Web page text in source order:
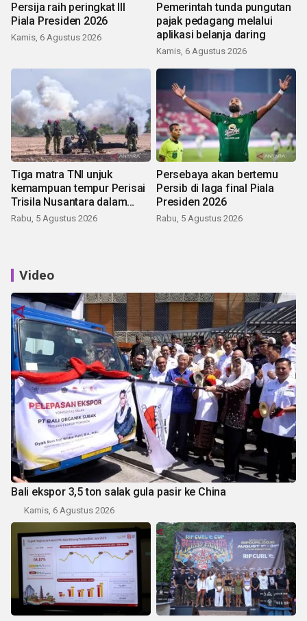
Persija raih peringkat III
Piala Presiden 2026
Kamis, 6 Agustus 2026
Pemerintah tunda pungutan
pajak pedagang melalui
aplikasi belanja daring
Kamis, 6 Agustus 2026
Tiga matra TNI unjuk
kemampuan tempur Perisai
Trisila Nusantara dalam
latihan di Kepri
Rabu, 5 Agustus 2026
Persebaya akan bertemu
Persib di laga final Piala
Presiden 2026
Rabu, 5 Agustus 2026
Video
Bali ekspor 3,5 ton salak gula pasir ke China
Kamis, 6 Agustus 2026